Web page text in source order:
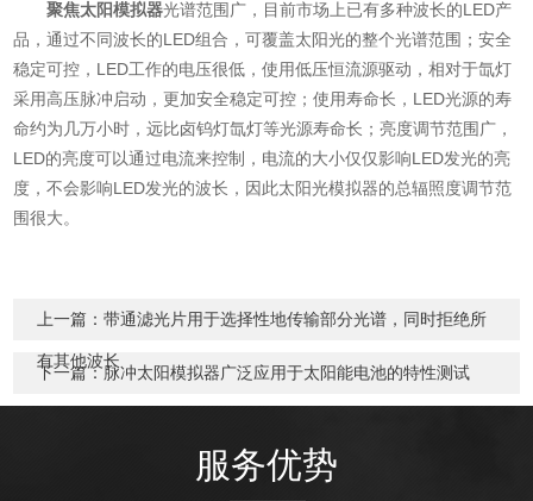
聚焦太阳模拟器光谱范围广，目前市场上已有多种波长的LED产
品，通过不同波长的LED组合，可覆盖太阳光的整个光谱范围；安全
稳定可控，LED工作的电压很低，使用低压恒流源驱动，相对于氙灯
采用高压脉冲启动，更加安全稳定可控；使用寿命长，LED光源的寿
命约为几万小时，远比卤钨灯氙灯等光源寿命长；亮度调节范围广，
LED的亮度可以通过电流来控制，电流的大小仅仅影响LED发光的亮
度，不会影响LED发光的波长，因此太阳光模拟器的总辐照度调节范
围很大。
上一篇：带通滤光片用于选择性地传输部分光谱，同时拒绝所
有其他波长
下一篇：脉冲太阳模拟器广泛应用于太阳能电池的特性测试
服务优势